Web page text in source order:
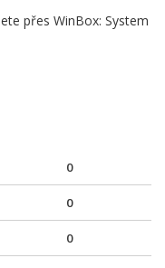
přes WinBox: System
0
0
0